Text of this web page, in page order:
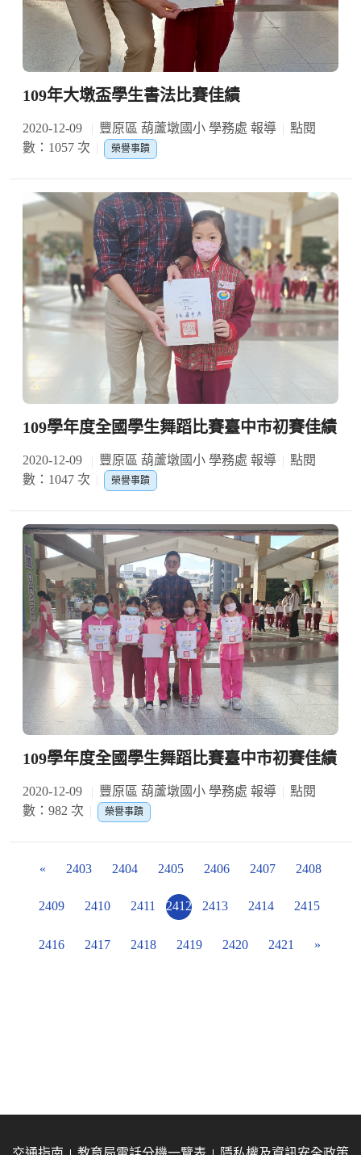
109年大墩盃學生書法比賽佳績
2020-12-09 豐原區 葫蘆墩國小 學務處 報導
點閱
數：1057 次
榮譽事蹟
109學年度全國學生舞蹈比賽臺中市初賽佳績
2020-12-09 豐原區 葫蘆墩國小 學務處 報導
點閱
數：1047 次
榮譽事蹟
109學年度全國學生舞蹈比賽臺中市初賽佳績
2020-12-09 豐原區 葫蘆墩國小 學務處 報導
點閱
數：982 次
榮譽事蹟
« 2403 2404 2405 2406 2407 2408
2409 2410 2411 2412 2413 2414 2415
2416 2417 2418 2419 2420 2421 »